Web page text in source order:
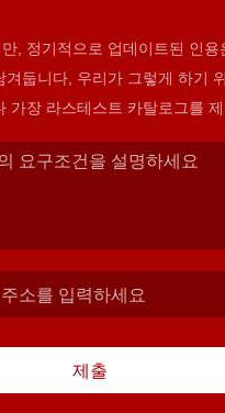
, 정기적으로 업데이트된 인용
겨둡니다, 우리가 그렇게 하기
과 연락할 것입니다 가장 라스테스트 카탈로
제출